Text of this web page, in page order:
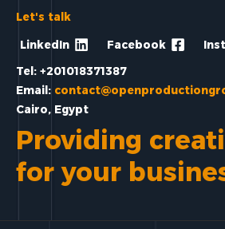
Let's talk
Facebook
LinkedIn
Tel: +201018371387
Email:
Cairo, Egypt
Providing
for your